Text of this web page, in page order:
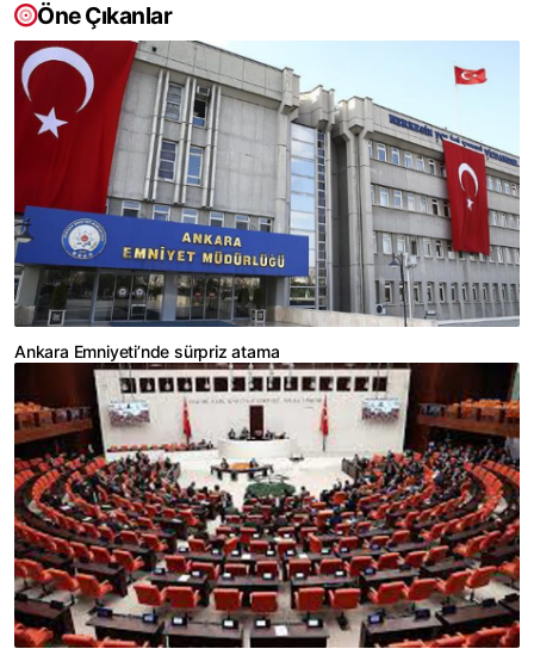
Öne Çıkanlar
Ankara Emniyeti’nde sürpriz atama